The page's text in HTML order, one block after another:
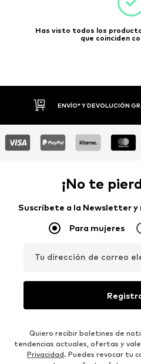
Has visto todos los
que coinciden
DEVOLUCIONES HASTA 30
¡No te
Suscríbete a la Newsletter
Para mujeres
Tu dirección de correo
Quiero recibir boletines de
tendencias actuales, ofertas y
Privacidad. Puedes revocar tu